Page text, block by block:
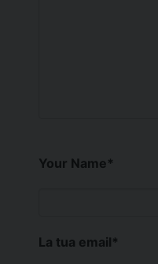
Your Name*
La tua email*